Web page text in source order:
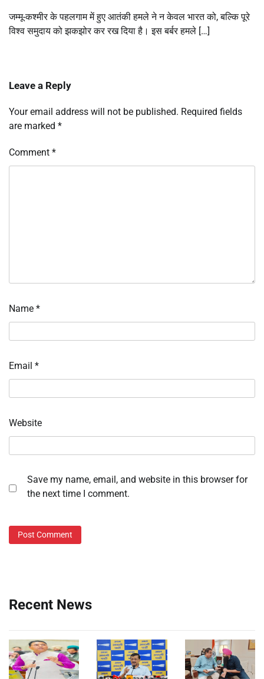
जम्मू-कश्मीर के पहलगाम में हुए आतंकी हमले ने न केवल भारत को, बल्कि पूरे
विश्व समुदाय को झकझोर कर रख दिया है। इस बर्बर हमले […]
Leave a Reply
Your email address will not be published. Required fields
are marked *
Comment *
Name *
Email *
Website
Save my name, email, and website in this browser for
the next time I comment.
Recent News